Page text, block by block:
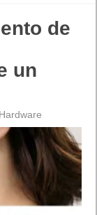
de
un
Hardware